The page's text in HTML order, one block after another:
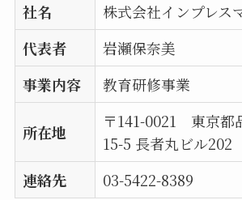
社名
株式会社インプレス
代表者
岩瀬保奈美
事業内容
教育研修事業
所在地
〒141-0021 東京都
15-5 長者丸ビル202
連絡先
03-5422-8389